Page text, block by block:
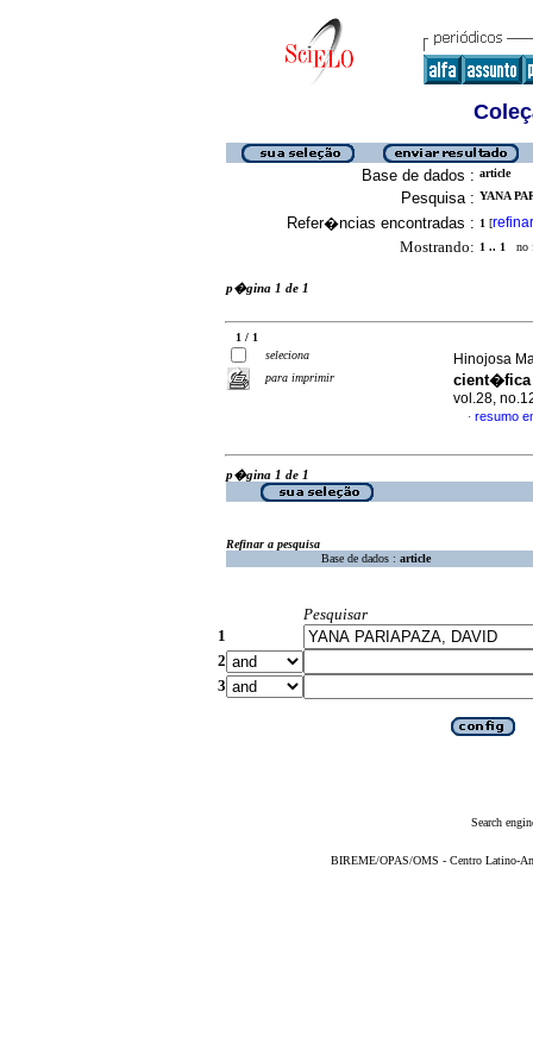
Base de dados : article
Pesquisa : YANA
Refer�ncias encontradas : 1 [refinar
Mostrando: 1 .. 1 no
p�gina 1 de 1
1 / 1
seleciona
para imprimir
Hinojosa
cient�fica
vol.28,
· resumo
p�gina 1 de 1
Refinar a pesquisa
Base de dados : article
Pesquisar
1
2
3
Search
BIREME/OPAS/OMS - Centro Latino-